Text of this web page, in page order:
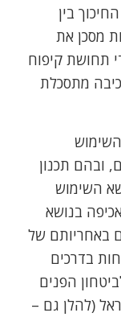
בין
מסכן את
תחושת קיפוח
מתסכלת
ובהם תכנון
השימוש
בנושא
באחריותם של
בדרכים
הפנים
(להלן גם –